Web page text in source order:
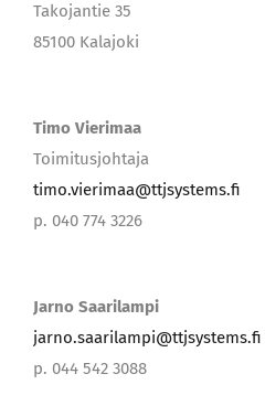
Takojantie 35
85100 Kalajoki
Timo Vierimaa
Toimitusjohtaja
timo.vierimaa@ttjsystems.fi
p. 040 774 3226
Jarno Saarilampi
jarno.saarilampi@ttjsystems.fi
p. 044 542 3088